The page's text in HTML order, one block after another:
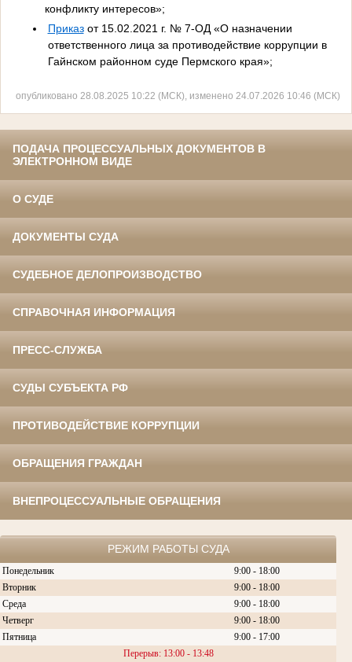
конфликту интересов»;
Приказот 15.02.2021 г. № 7-ОД «О назначении
ответственного лица за противодействие коррупции в
Гайнском районном суде Пермского края»;
опубликовано 28.08.2025 10:22 (МСК), изменено 24.07.2026 10:46 (МСК)
ПОДАЧА ПРОЦЕССУАЛЬНЫХ ДОКУМЕНТОВ В
ЭЛЕКТРОННОМ ВИДЕ
О СУДЕ
ДОКУМЕНТЫ СУДА
СУДЕБНОЕ ДЕЛОПРОИЗВОДСТВО
СПРАВОЧНАЯ ИНФОРМАЦИЯ
ПРЕСС-СЛУЖБА
СУДЫ СУБЪЕКТА РФ
ПРОТИВОДЕЙСТВИЕ КОРРУПЦИИ
ОБРАЩЕНИЯ ГРАЖДАН
ВНЕПРОЦЕССУАЛЬНЫЕ ОБРАЩЕНИЯ
РЕЖИМ РАБОТЫ СУДА
Понедельник
9:00 - 18:00
Вторник
9:00 - 18:00
Среда
9:00 - 18:00
Четверг
9:00 - 18:00
Пятница
9:00 - 17:00
Перерыв: 13:00 - 13:48